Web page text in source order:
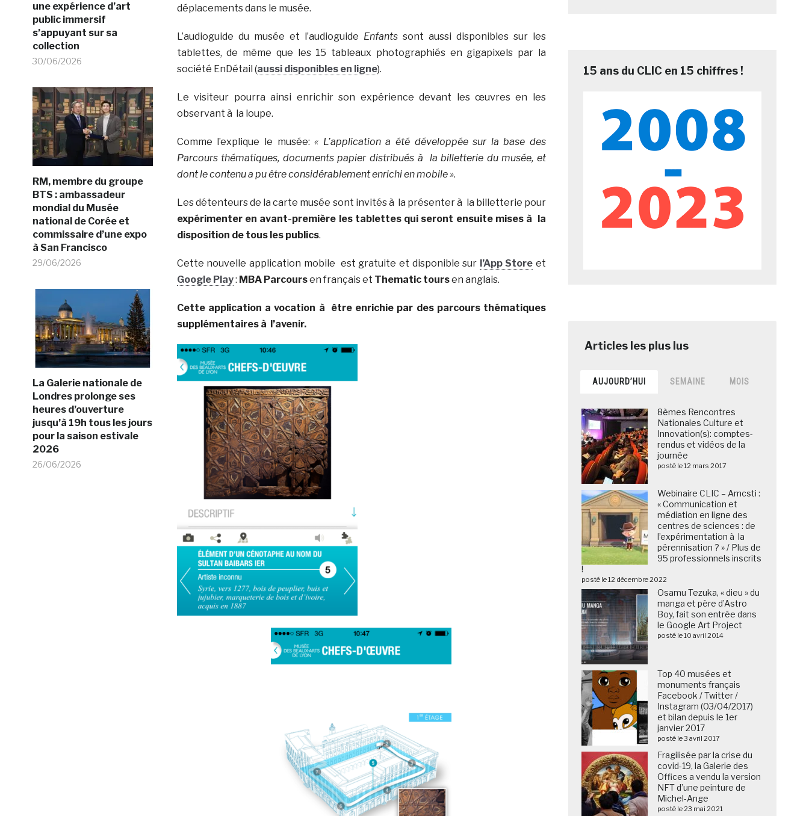
une expérience d’art
public immersif
s’appuyant sur sa
collection
30/06/2026
RM, membre du groupe
BTS : ambassadeur
mondial du Musée
national de Corée et
commissaire d’une expo
à San Francisco
29/06/2026
La Galerie nationale de
Londres prolonge ses
heures d’ouverture
jusqu’à 19h tous les jours
pour la saison estivale
2026
26/06/2026
déplacements dans le musée.
L’audioguide du musée et l’audioguide Enfants sont aussi disponibles sur les
tablettes, de même que les 15 tableaux photographiés en gigapixels par la
société EnDétail (aussi disponibles en ligne).
Le visiteur pourra ainsi enrichir son expérience devant les œuvres en les
observant à la loupe.
Comme l’explique le musée:« L’application a été développée sur la base des
Parcours thématiques, documents papier distribués à la billetterie du musée, et
dont le contenu a pu être considérablement enrichi en mobile ».
Les détenteurs de la carte musée sont invités à la présenter à la billetterie pour
expérimenter en avant-première les tablettes qui seront ensuite mises à la
disposition de tous les publics.
Cette nouvelle application mobile est gratuite et disponible sur l’App Store et
Google Play: MBA Parcoursen français et Thematic toursen anglais.
Cette application a vocation à être enrichie par des parcours thématiques
supplémentaires à l’avenir.
15 ans du CLIC en 15 chiffres !
AUJOURD’HUI SEMAINE MOIS
8èmes Rencontres
Nationales Culture et
Innovation(s): comptes-
rendus et vidéos de la
journée
posté le 12 mars 2017
Webinaire CLIC – Amcsti :
« Communication et
médiation en ligne des
centres de sciences : de
l’expérimentation à la
pérennisation ? » / Plus de
95 professionnels inscrits
!
posté le 12 décembre 2022
Osamu Tezuka, « dieu » du
manga et père d’Astro
Boy, fait son entrée dans
le Google Art Project
posté le 10 avril 2014
Top 40 musées et
monuments français
Facebook / Twitter /
Instagram (03/04/2017)
et bilan depuis le 1er
janvier 2017
posté le 3 avril 2017
Fragilisée par la crise du
covid-19, la Galerie des
Offices a vendu la version
NFT d’une peinture de
Michel-Ange
posté le 23 mai 2021